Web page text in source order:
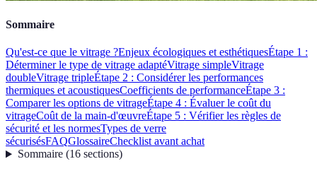
Sommaire
Qu'est-ce que le vitrage ?Enjeux écologiques et esthétiquesÉtape 1 :
Déterminer le type de vitrage adaptéVitrage simpleVitrage
doubleVitrage tripleÉtape 2 : Considérer les performances
thermiques et acoustiquesCoefficients de performanceÉtape 3 :
Comparer les options de vitrageÉtape 4 : Évaluer le coût du
vitrageCoût de la main-d'œuvreÉtape 5 : Vérifier les règles de
sécurité et les normesTypes de verre
sécurisésFAQGlossaireChecklist avant achat
Sommaire(16 sections)